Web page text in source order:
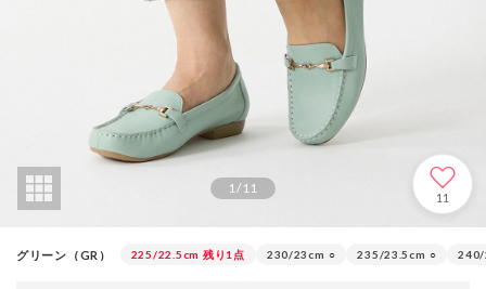
1/11
11
グリーン（GR） 225/22.5cm 残り1点 230/23cm ○ 235/23.5cm ○